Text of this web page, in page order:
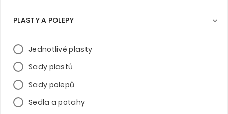
PLASTY A POLEPY 
Jednotlivé plasty
Sady plastů
Sady polepů
Sedla a potahy